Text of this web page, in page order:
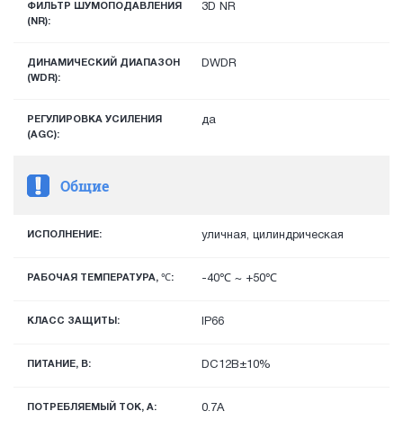
ФИЛЬТР ШУМОПОДАВЛЕНИЯ
(NR):
3D NR
ДИНАМИЧЕСКИЙ ДИАПАЗОН
(WDR):
DWDR
РЕГУЛИРОВКА УСИЛЕНИЯ
(AGC):
да
Общие
ИСПОЛНЕНИЕ: уличная, цилиндрическая
РАБОЧАЯ ТЕМПЕРАТУРА, ℃: -40℃ ~ +50℃
КЛАСС ЗАЩИТЫ: IP66
ПИТАНИЕ, В: DC12В±10%
ПОТРЕБЛЯЕМЫЙ ТОК, А: 0.7А